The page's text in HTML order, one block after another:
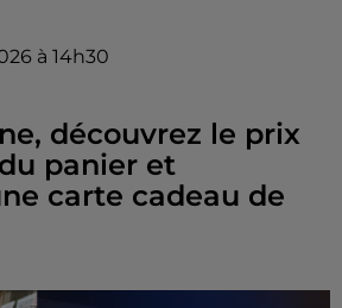
à 14h30
découvrez le prix
panier et
carte cadeau de